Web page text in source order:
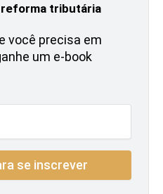
tributária
você precisa em
um e-book